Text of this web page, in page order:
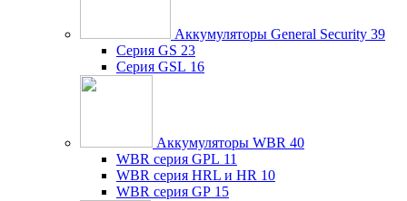
Аккумуляторы General Security 39
Серия GS 23
Серия GSL 16
Аккумуляторы WBR 40
WBR серия GPL 11
WBR серия HRL и HR 10
WBR серия GP 15